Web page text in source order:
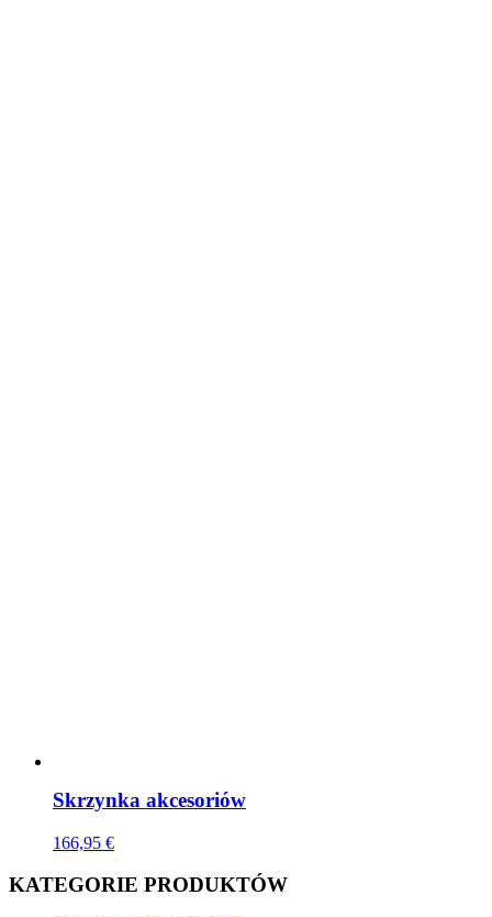
Skrzynka akcesoriów
166,95 €
KATEGORIE PRODUKTÓW